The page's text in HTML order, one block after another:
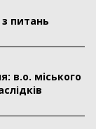
питань
в.о. міського